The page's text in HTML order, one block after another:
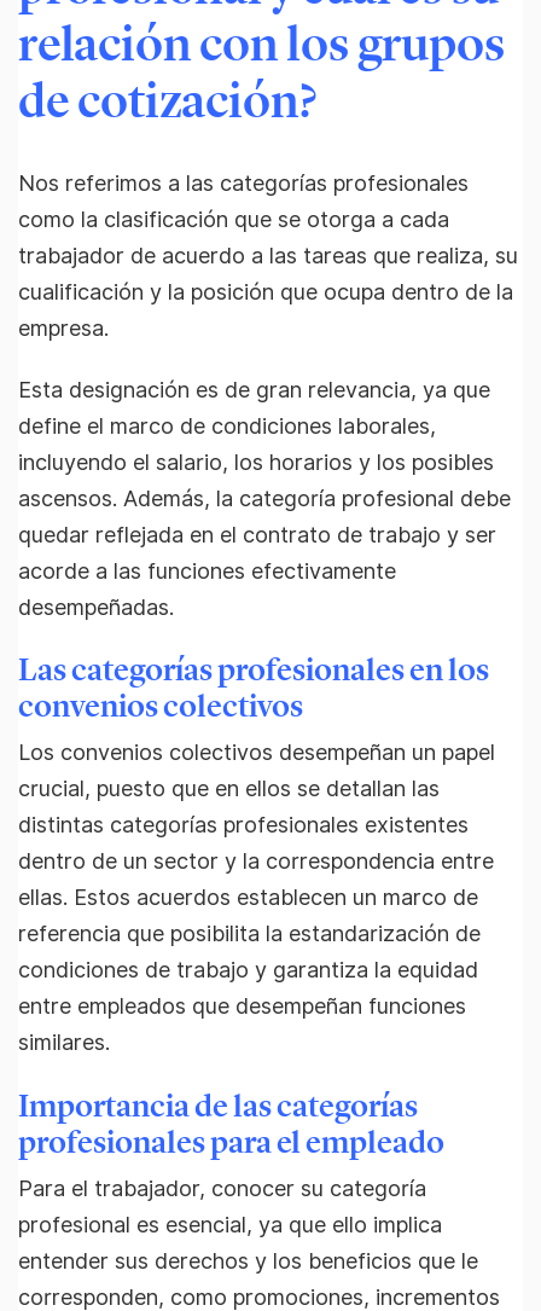
relación con los grupos
de cotización?
Nos referimos a las categorías profesionales
como la clasificación que se otorga a cada
trabajador de acuerdo a las tareas que realiza, su
cualificación y la posición que ocupa dentro de la
empresa.
Esta designación es de gran relevancia, ya que
define el marco de condiciones laborales,
incluyendo el salario, los horarios y los posibles
ascensos. Además, la categoría profesional debe
quedar reflejada en el contrato de trabajo y ser
acorde a las funciones efectivamente
desempeñadas.
Las categorías profesionales en los
convenios colectivos
Los convenios colectivos desempeñan un papel
crucial, puesto que en ellos se detallan las
distintas categorías profesionales existentes
dentro de un sector y la correspondencia entre
ellas. Estos acuerdos establecen un marco de
referencia que posibilita la estandarización de
condiciones de trabajo y garantiza la equidad
entre empleados que desempeñan funciones
similares.
Importancia de las categorías
profesionales para el empleado
Para el trabajador, conocer su categoría
profesional es esencial, ya que ello implica
entender sus derechos y los beneficios que le
corresponden, como promociones, incrementos